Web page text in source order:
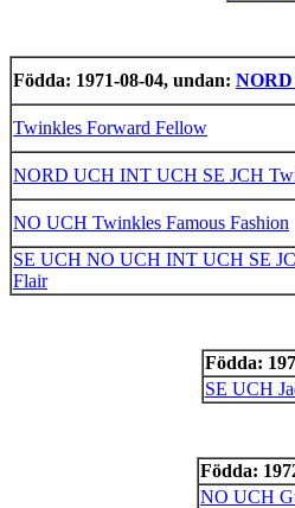
Födda: 1971-08-04, undan:
Twinkles Forward Fellow
NORD UCH INT UCH SE JCH
NO UCH Twinkles Famous Fashion
SE UCH NO UCH INT UCH SE
Flair
Födda:
SE UCH
Födda:
NO UCH